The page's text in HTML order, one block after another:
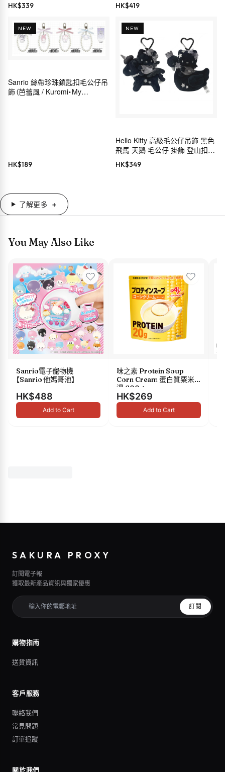
HK$339 HK$419
NEW
Sanrio 絲帶珍珠鎖匙扣毛公仔吊
飾（芭蕾風 / Kuromi・My
HK$189
NEW
Hello Kitty 高級毛公仔吊飾 黑色
飛馬 天鵝 毛公仔 掛飾 登山扣
Sanrio
HK$349
了解更多
You May Also Like
Sanrio電子寵物機
【Sanrio 他媽哥池】
HK$488
Add to Cart
味之素 Protein Soup
Corn Cream 蛋白質粟米
湯 600g
HK$269
Add to Cart
SAKURA PROXY
訂閱電子報
獲取最新產品資訊與獨家優惠
訂閱
購物指南
送貨資訊
客戶服務
聯絡我們
常見問題
訂單追蹤
關於我們